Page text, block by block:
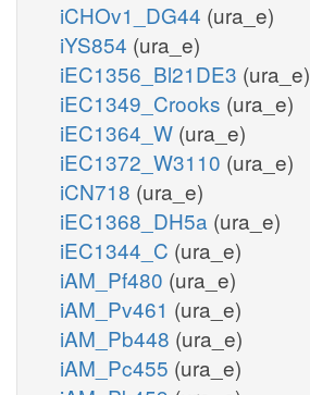
iCHOv1_DG44 (ura_e)
iYS854 (ura_e)
iEC1356_Bl21DE3 (ura_e)
iEC1349_Crooks (ura_e)
iEC1364_W (ura_e)
iEC1372_W3110 (ura_e)
iCN718 (ura_e)
iEC1368_DH5a (ura_e)
iEC1344_C (ura_e)
iAM_Pf480 (ura_e)
iAM_Pv461 (ura_e)
iAM_Pb448 (ura_e)
iAM_Pc455 (ura_e)